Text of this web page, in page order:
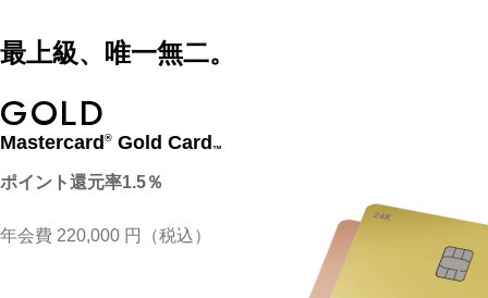
最上級、唯一無二。
GOLD
Mastercard® Gold Card™
ポイント還元率1.5％
年会費 220,000 円（税込）